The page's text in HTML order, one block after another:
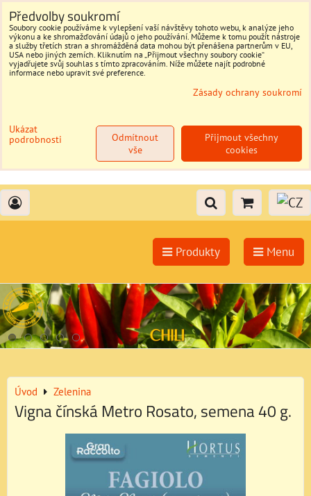
Produkty Menu
Úvod Zelenina
Vigna čínská Metro Rosato, semena 40 g.
Předvolby soukromí
Soubory cookie používáme k vylepšení vaší návštěvy tohoto webu, k analýze jeho
výkonu a ke shromažďování údajů o jeho používání. Můžeme k tomu použít nástroje
a služby třetích stran a shromážděná data mohou být přenášena partnerům v EU,
USA nebo jiných zemích. Kliknutím na „Přijmout všechny soubory cookie“
vyjadřujete svůj souhlas s tímto zpracováním. Níže můžete najít podrobné
informace nebo upravit své preference.
Zásady ochrany soukromí
Ukázat
podrobnosti
Přijmout všechny
cookies
Odmítnout
vše